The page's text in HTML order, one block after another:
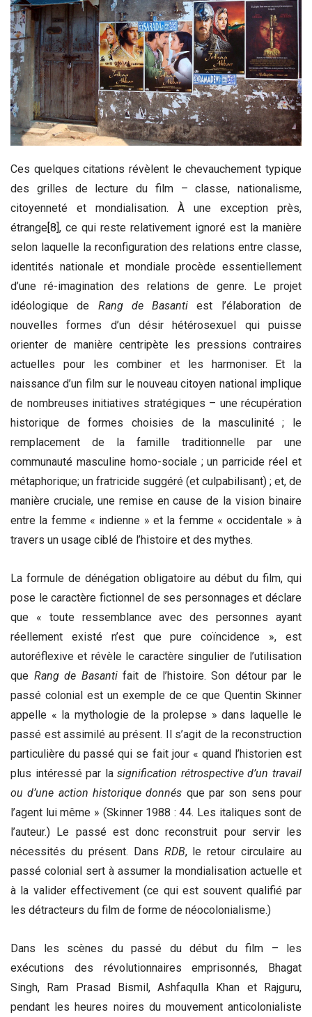
Ces quelques citations révèlent le chevauchement typique
des grilles de lecture du film – classe, nationalisme,
citoyenneté et mondialisation. À une exception près,
étrange[8], ce qui reste relativement ignoré est la manière
selon laquelle la reconfiguration des relations entre classe,
identités nationale et mondiale procède essentiellement
d’une ré-imagination des relations de genre. Le projet
idéologique de Rang de Basanti est l’élaboration de
nouvelles formes d’un désir hétérosexuel qui puisse
orienter de manière centripète les pressions contraires
actuelles pour les combiner et les harmoniser. Et la
naissance d’un film sur le nouveau citoyen national implique
de nombreuses initiatives stratégiques – une récupération
historique de formes choisies de la masculinité ; le
remplacement de la famille traditionnelle par une
communauté masculine homo-sociale ; un parricide réel et
métaphorique; un fratricide suggéré (et culpabilisant) ; et, de
manière cruciale, une remise en cause de la vision binaire
entre la femme « indienne » et la femme « occidentale » à
travers un usage ciblé de l’histoire et des mythes.
La formule de dénégation obligatoire au début du film, qui
pose le caractère fictionnel de ses personnages et déclare
que « toute ressemblance avec des personnes ayant
réellement existé n’est que pure coïncidence », est
autoréflexive et révèle le caractère singulier de l’utilisation
que Rang de Basantifait de l’histoire. Son détour par le
passé colonial est un exemple de ce que Quentin Skinner
appelle « la mythologie de la prolepse » dans laquelle le
passé est assimilé au présent. Il s’agit de la reconstruction
particulière du passé qui se fait jour « quand l’historien est
plus intéressé par lasignification rétrospective d’un travail
ou d’une action historique donnés que par son sens pour
l’agent lui même » (Skinner 1988 : 44. Les italiques sont de
l’auteur.) Le passé est donc reconstruit pour servir les
nécessités du présent. Dans RDB, le retour circulaire au
passé colonial sert à assumer la mondialisation actuelle et
à la valider effectivement (ce qui est souvent qualifié par
les détracteurs du film de forme de néocolonialisme.)
Dans les scènes du passé du début du film – les
exécutions des révolutionnaires emprisonnés, Bhagat
Singh, Ram Prasad Bismil, Ashfaqulla Khan et Rajguru,
pendant les heures noires du mouvement anticolonialiste